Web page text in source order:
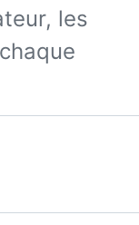
les